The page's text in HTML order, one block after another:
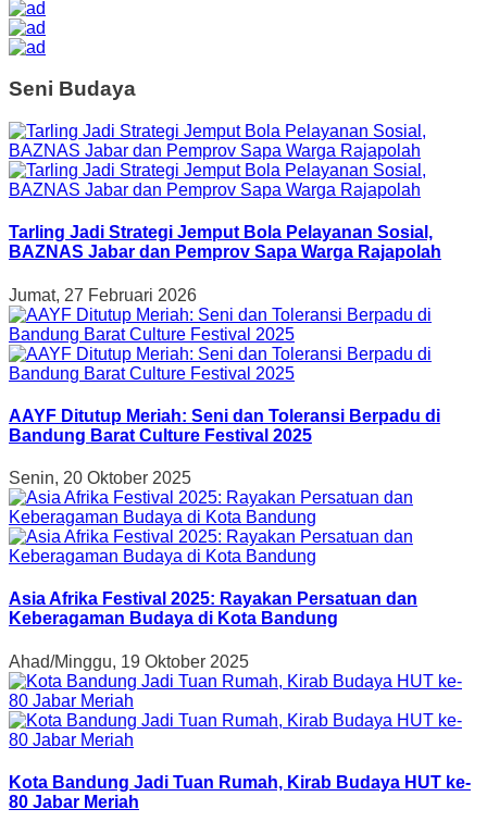
Seni Budaya
Tarling Jadi Strategi Jemput Bola Pelayanan Sosial,
BAZNAS Jabar dan Pemprov Sapa Warga Rajapolah
Jumat, 27 Februari 2026
AAYF Ditutup Meriah: Seni dan Toleransi Berpadu di
Bandung Barat Culture Festival 2025
Senin, 20 Oktober 2025
Asia Afrika Festival 2025: Rayakan Persatuan dan
Keberagaman Budaya di Kota Bandung
Ahad/Minggu, 19 Oktober 2025
Kota Bandung Jadi Tuan Rumah, Kirab Budaya HUT ke-
80 Jabar Meriah